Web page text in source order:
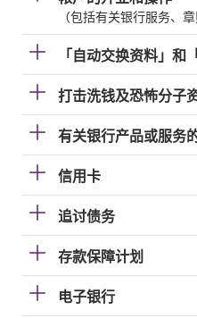
（包括有关银行服务、
「自动交换资料」和
打击洗钱及恐怖分子
有关银行产品或服务
信用卡
追讨债务
存款保障计划
电子银行